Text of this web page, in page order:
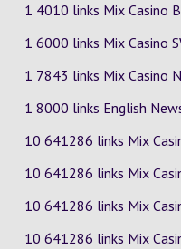
1 4010 links Mix Casino
1 6000 links Mix Casino
1 7843 links Mix Casino
1 8000 links English
10 641286 links Mix
10 641286 links Mix
10 641286 links Mix
10 641286 links Mix